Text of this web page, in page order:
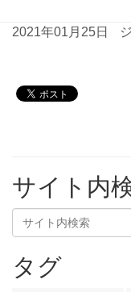
2021年01月25日
サイト内
タグ